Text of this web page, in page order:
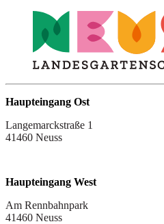
Haupteingang Ost
Langemarckstraße 1
41460 Neuss
Haupteingang West
Am Rennbahnpark
41460 Neuss